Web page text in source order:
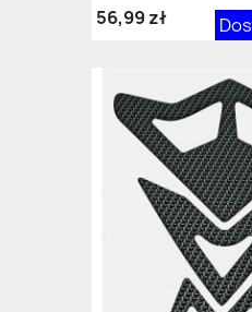
56,99 zł